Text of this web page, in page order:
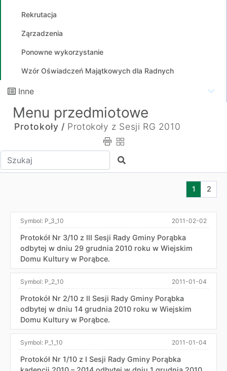
Rekrutacja
Ząrzadzenia
Ponowne wykorzystanie
Wzór Oświadczeń Majątkowych dla Radnych
Inne
Menu przedmiotowe
Protokoły / Protokoły z Sesji RG 2010
Wpisz tekst do wyszukania Szukaj
Aktualna
1 2
Symbol: P_3_10 2011-02-02
Protokół Nr 3/10 z III Sesji Rady Gminy Porąbka
odbytej w dniu 29 grudnia 2010 roku w Wiejskim
Domu Kultury w Porąbce.
Symbol: P_2_10 2011-01-04
Protokół Nr 2/10 z II Sesji Rady Gminy Porąbka
odbytej w dniu 14 grudnia 2010 roku w Wiejskim
Domu Kultury w Porąbce.
Symbol: P_1_10 2011-01-04
Protokół Nr 1/10 z I Sesji Rady Gminy Porąbka